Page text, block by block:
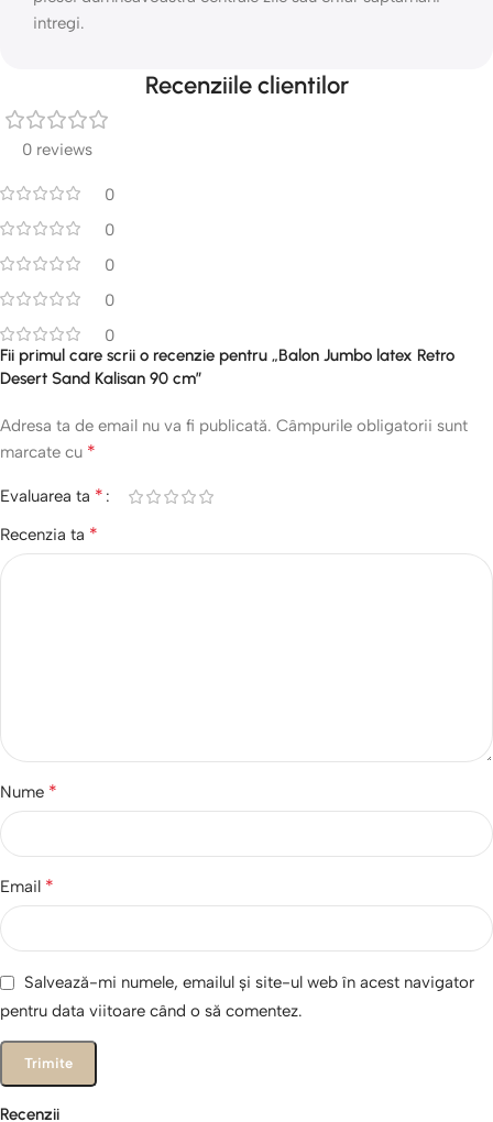
intregi.
Recenziile clientilor
0 reviews
0
0
0
0
0
Recenzii
Fii primul care scrii o recenzie pentru „Balon Jumbo latex Retro
Desert Sand Kalisan 90 cm”
Adresa ta de email nu va fi publicată. Câmpurile obligatorii sunt
marcate cu *
Evaluarea ta *
Recenzia ta *
Nume *
Email *
Salvează-mi numele, emailul și site-ul web în acest navigator
pentru data viitoare când o să comentez.